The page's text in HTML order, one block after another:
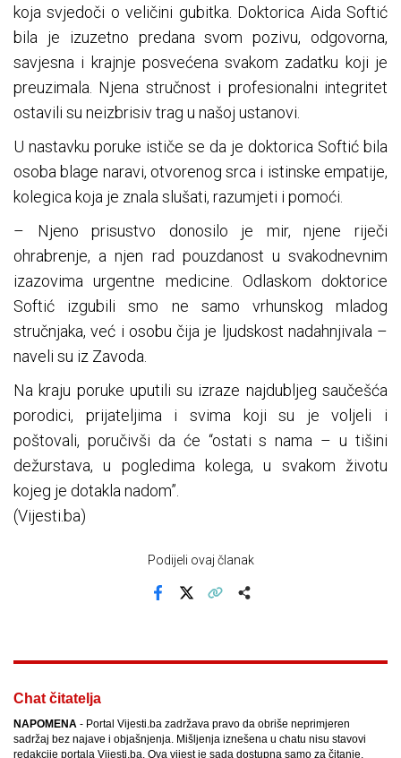
koja svjedoči o veličini gubitka. Doktorica Aida Softić
bila je izuzetno predana svom pozivu, odgovorna,
savjesna i krajnje posvećena svakom zadatku koji je
preuzimala. Njena stručnost i profesionalni integritet
ostavili su neizbrisiv trag u našoj ustanovi.
U nastavku poruke ističe se da je doktorica Softić bila
osoba blage naravi, otvorenog srca i istinske empatije,
kolegica koja je znala slušati, razumjeti i pomoći.
– Njeno prisustvo donosilo je mir, njene riječi
ohrabrenje, a njen rad pouzdanost u svakodnevnim
izazovima urgentne medicine. Odlaskom doktorice
Softić izgubili smo ne samo vrhunskog mladog
stručnjaka, već i osobu čija je ljudskost nadahnjivala –
naveli su iz Zavoda.
Na kraju poruke uputili su izraze najdubljeg saučešća
porodici, prijateljima i svima koji su je voljeli i
poštovali, poručivši da će “ostati s nama – u tišini
dežurstava, u pogledima kolega, u svakom životu
kojeg je dotakla nadom”.
(Vijesti.ba)
Podijeli ovaj članak
Chat čitatelja
NAPOMENA - Portal Vijesti.ba zadržava pravo da obriše neprimjeren
sadržaj bez najave i objašnjenja. Mišljenja iznešena u chatu nisu stavovi
redakcije portala Vijesti.ba. Ova vijest je sada dostupna samo za čitanje.